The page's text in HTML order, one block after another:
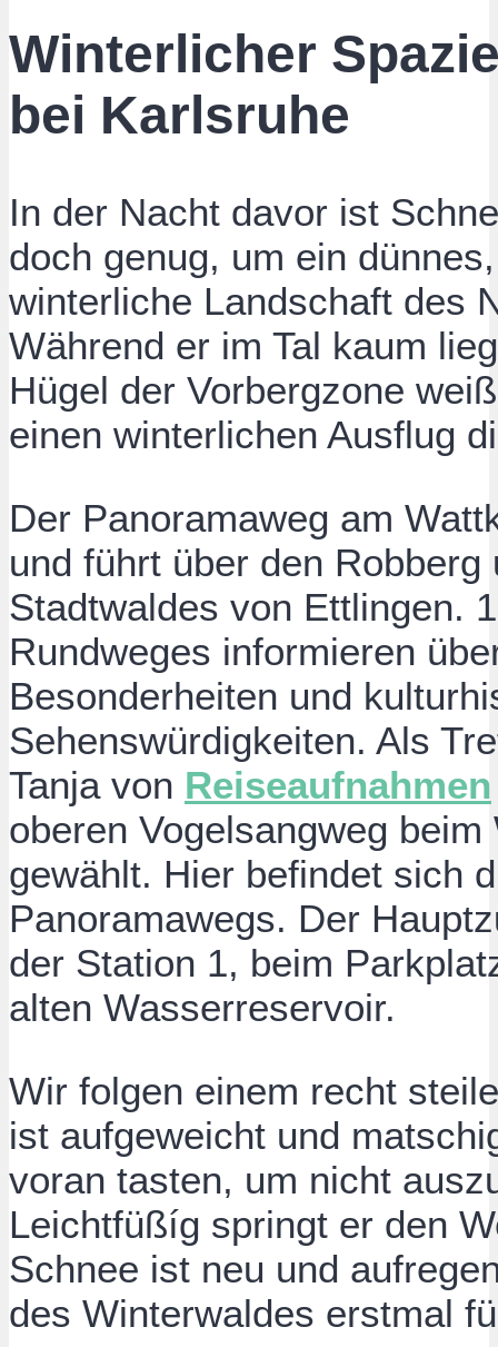
Winterlicher
bei Karlsruhe
In der Nacht davor ist
doch genug, um ein
winterliche Landschaft des
Während er im Tal kaum
Hügel der Vorbergzone
einen winterlichen Ausflug
Der Panoramaweg am
und führt über den Robberg
Stadtwaldes von Ettlingen.
Rundweges informieren
Besonderheiten und
Sehenswürdigkeiten. Als
Tanja von Reiseaufnahmen
oberen Vogelsangweg
gewählt. Hier befindet sich
Panoramawegs. Der
der Station 1, beim
alten Wasserreservoir.
Wir folgen einem recht
ist aufgeweicht und
voran tasten, um nicht
Leichtfüßíg springt er den
Schnee ist neu und
des Winterwaldes erstmal